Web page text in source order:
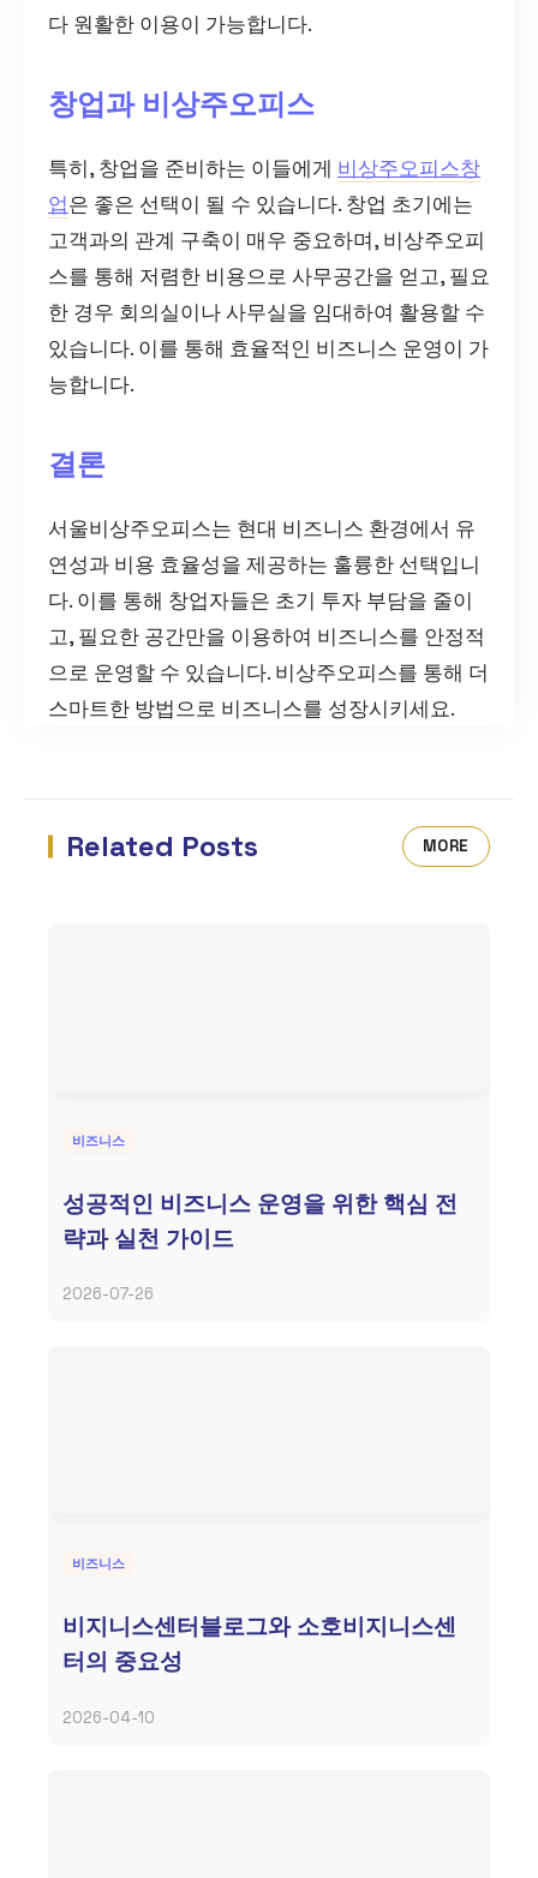
다 원활한 이용이 가능합니다.
창업과 비상주오피스
특히, 창업을 준비하는 이들에게 비상주오피스창
업은 좋은 선택이 될 수 있습니다. 창업 초기에는
고객과의 관계 구축이 매우 중요하며, 비상주오피
스를 통해 저렴한 비용으로 사무공간을 얻고, 필요
한 경우 회의실이나 사무실을 임대하여 활용할 수
있습니다. 이를 통해 효율적인 비즈니스 운영이 가
능합니다.
결론
서울비상주오피스는 현대 비즈니스 환경에서 유
연성과 비용 효율성을 제공하는 훌륭한 선택입니
다. 이를 통해 창업자들은 초기 투자 부담을 줄이
고, 필요한 공간만을 이용하여 비즈니스를 안정적
으로 운영할 수 있습니다. 비상주오피스를 통해 더
스마트한 방법으로 비즈니스를 성장시키세요.
Related Posts MORE
비즈니스
성공적인 비즈니스 운영을 위한 핵심 전
략과 실천 가이드
2026-07-26
비즈니스
비지니스센터블로그와 소호비지니스센
터의 중요성
2026-04-10